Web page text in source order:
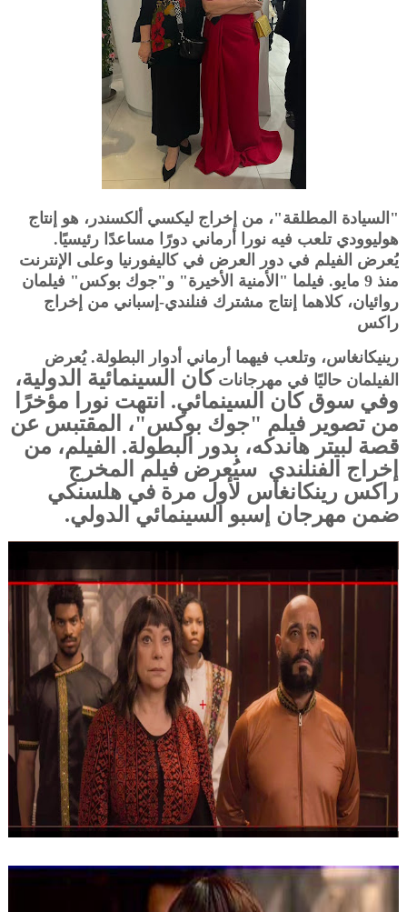
"السيادة المطلقة"، من إخراج ليكسي ألكسندر، هو إنتاج
هوليوودي تلعب فيه نورا أرماني دورًا مساعدًا رئيسيًا.
يُعرض الفيلم في دور العرض في كاليفورنيا وعلى الإنترنت
منذ 9 مايو. فيلما "الأمنية الأخيرة" و"جوك بوكس" فيلمان
روائيان، كلاهما إنتاج مشترك فنلندي-إسباني من إخراج
راكس
رينيكانغاس، وتلعب فيهما أرماني أدوار البطولة. يُعرض
الفيلمان حاليًا في مهرجانات كان السينمائية الدولية،
وفي سوق كان السينمائي. انتهت نورا مؤخرًا
من تصوير فيلم "جوك بوكس"، المقتبس عن
قصة لبيتر هاندكه، بدور البطولة. الفيلم، من
إخراج الفنلندي سيُعرض فيلم المخرج
راكس رينكانغاس لأول مرة في هلسنكي
ضمن مهرجان إسبو السينمائي الدولي.